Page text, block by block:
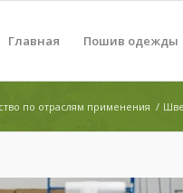
Главная Пошив одежды
по отраслям применения /